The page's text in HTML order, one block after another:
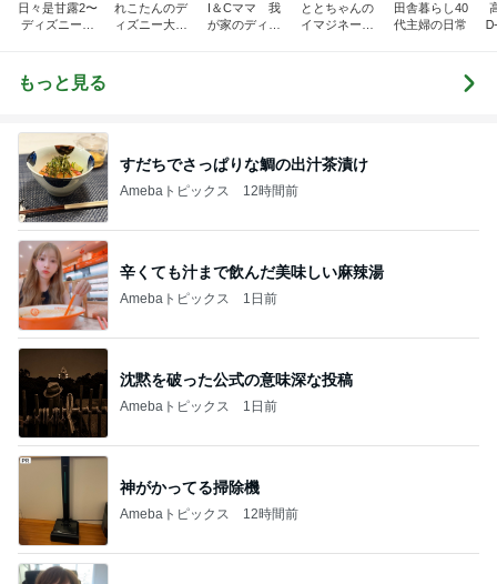
日々是甘露2〜
ディズニー風
れこたんのデ
ィズニー大好
I＆Cママ 我
が家のディズ
ととちゃんの
イマジネーシ
田舎暮らし40
代主婦の日常
もっと見る
すだちでさっぱりな鯛の出汁茶漬け
Amebaトピックス 12時間前
辛くても汁まで飲んだ美味しい麻辣湯
Amebaトピックス 1日前
沈黙を破った公式の意味深な投稿
Amebaトピックス 1日前
神がかってる掃除機
Amebaトピックス 12時間前